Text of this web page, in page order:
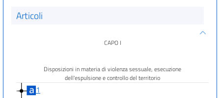
Articoli
CAPO I
Disposizioni in materia di violenza sessuale, esecuzione
dell'espulsione e controllo del territorio
1